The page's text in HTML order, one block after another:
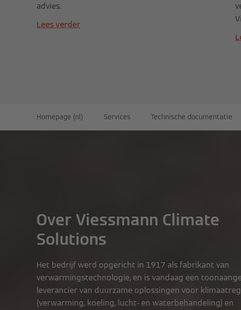
advies.
Lees verder
Homepage (nl) Services Technische documentatie
Over Viessmann Climate
Solutions
Het bedrijf werd opgericht in 1917 als fabrikant van
verwarmingstechnologie, en is vandaag een
leverancier van duurzame oplossingen voor
(verwarming, koeling, lucht- en waterbehandeling) en